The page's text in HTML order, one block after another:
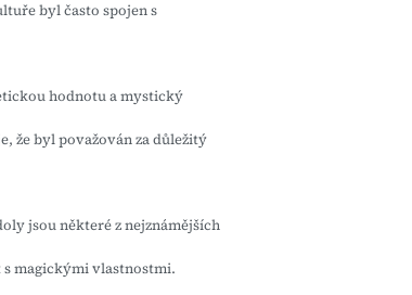
byl často spojen s
hodnotu a mystický
že byl považován za důležitý
jsou některé z nejznámějších
s magickými vlastnostmi.